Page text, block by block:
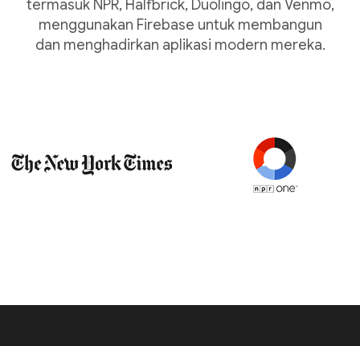
termasuk NPR, Halfbrick, Duolingo, dan Venmo,
menggunakan Firebase untuk membangun
dan menghadirkan aplikasi modern mereka.